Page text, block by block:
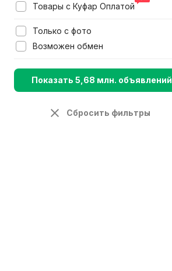
Товары с Куфар Оплатой
Только с фото
Возможен обмен
Показать 5,68 млн. объявлений
Сбросить фильтры